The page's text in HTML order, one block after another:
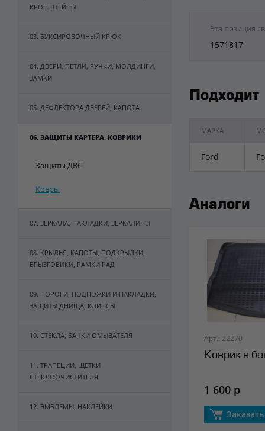
КРОНШТЕЙНЫ
03. БУКСИРОВОЧНЫЙ КРЮК
04. ДВЕРИ, ПЕТЛИ, РУЧКИ, МОЛДИНГИ,
ЗАМКИ
05. ДЕФЛЕКТОРА ДВЕРЕЙ, КАПОТА
06. ЗАЩИТЫ КАРТЕРА, КОВРИКИ
Защиты ДВС
Ковры
07. ЗЕРКАЛА, НАКЛАДКИ, ЗЕРКАЛИНЫ
08. КРЫЛЬЯ, КАПОТЫ, ПОДКРЫЛКИ,
БРЫЗГОВИКИ, РАМКИ РАД
09. ПОРОГИ, ПОДНОЖКИ И НАКЛАДКИ,
ЗАЩИТЫ ДНИЩА, КЛИПСЫ
10. СТЕКЛА, БАЧКИ ОМЫВАТЕЛЯ
11. ТРАПЕЦИИ, ЩЕТКИ
СТЕКЛООЧИСТИТЕЛЯ
12. ЭМБЛЕМЫ, НАКЛЕЙКИ
Эта позиция
1571817
Подходит
МАРКА
Ford
Аналоги
Арт.: 22270
Коврик в
1 600 р
Заказать